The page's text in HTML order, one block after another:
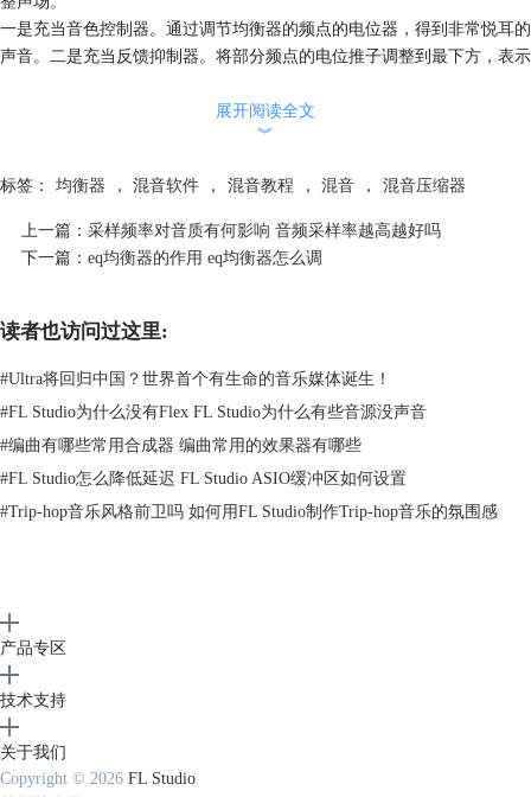
一是充当音色控制器。通过调节均衡器的频点的电位器，得到非常悦耳的
声音。二是充当反馈抑制器。将部分频点的电位推子调整到最下方，表示
图2 均衡效果器
大多数创作者是通过使用编曲软件的均衡器插件。这里通过FL Studio编
器”，然后点击“混音器”右侧“插槽1”，再选择“Fruity Parametric EQ 2”均
衡效果器。
展开阅读全文
︾
标签： 均衡器 ， 混音软件 ， 混音教程 ， 混音 ， 混音压缩器
上一篇： 采样频率对音质有何影响 音频采样率越高越好吗
下一篇： eq均衡器的作用 eq均衡器怎么调
读者也访问过这里:
#Ultra将回归中国？世界首个有生命的音乐媒体诞生！
#FL Studio为什么没有Flex FL Studio为什么有些音源没声音
#编曲有哪些常用合成器 编曲常用的效果器有哪些
#FL Studio怎么降低延迟 FL Studio ASIO缓冲区如何设置
#Trip-hop音乐风格前卫吗 如何用FL Studio制作Trip-hop音乐的氛围感
产品专区
技术支持
关于我们
Copyright © 2026 FL Studio